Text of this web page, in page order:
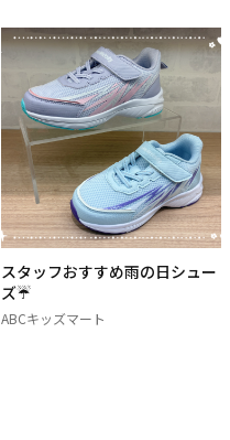
スタッフおすすめ雨の日シュー
ズ☔
ABCキッズマート